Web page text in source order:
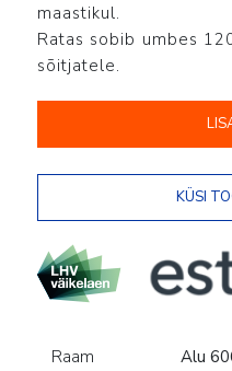
maastikul.
Ratas sobib umbes
sõitjatele.
Raam
Alu